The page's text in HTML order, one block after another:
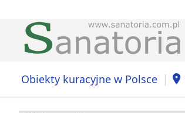
Obiekty kuracyjne w Polsce |